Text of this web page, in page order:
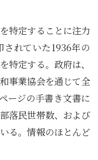
特定することに注力
されていた1936年の
特定する。政府は、
事業協会を通じて全
ージの手書き文書に
落民世帯数、および
る。情報のほとんど